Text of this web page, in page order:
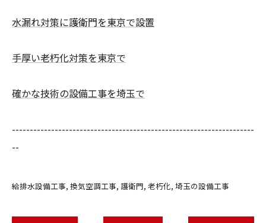
水漏れ対策に護衛門を東京で設置
手厚い老朽化対策を東京で
確かな技術の設備工事を埼玉で
--------------------------------------------------------------------
--
給排水設備工事 換気空調工事 護衛門 老朽化 埼玉の設備工事